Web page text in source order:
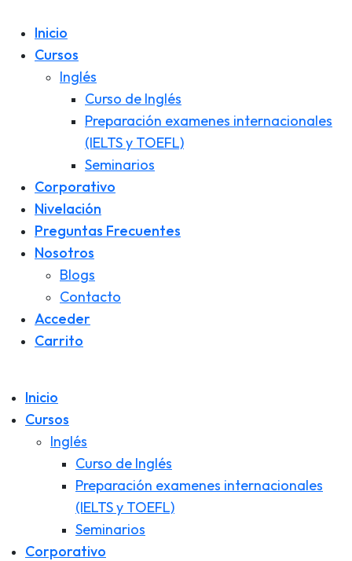
Inicio
Cursos
Inglés
Curso de Inglés
Preparación examenes internacionales
(IELTS y TOEFL)
Seminarios
Corporativo
Nivelación
Preguntas Frecuentes
Nosotros
Blogs
Contacto
Acceder
Carrito
Inicio
Cursos
Inglés
Curso de Inglés
Preparación examenes internacionales
(IELTS y TOEFL)
Seminarios
Corporativo